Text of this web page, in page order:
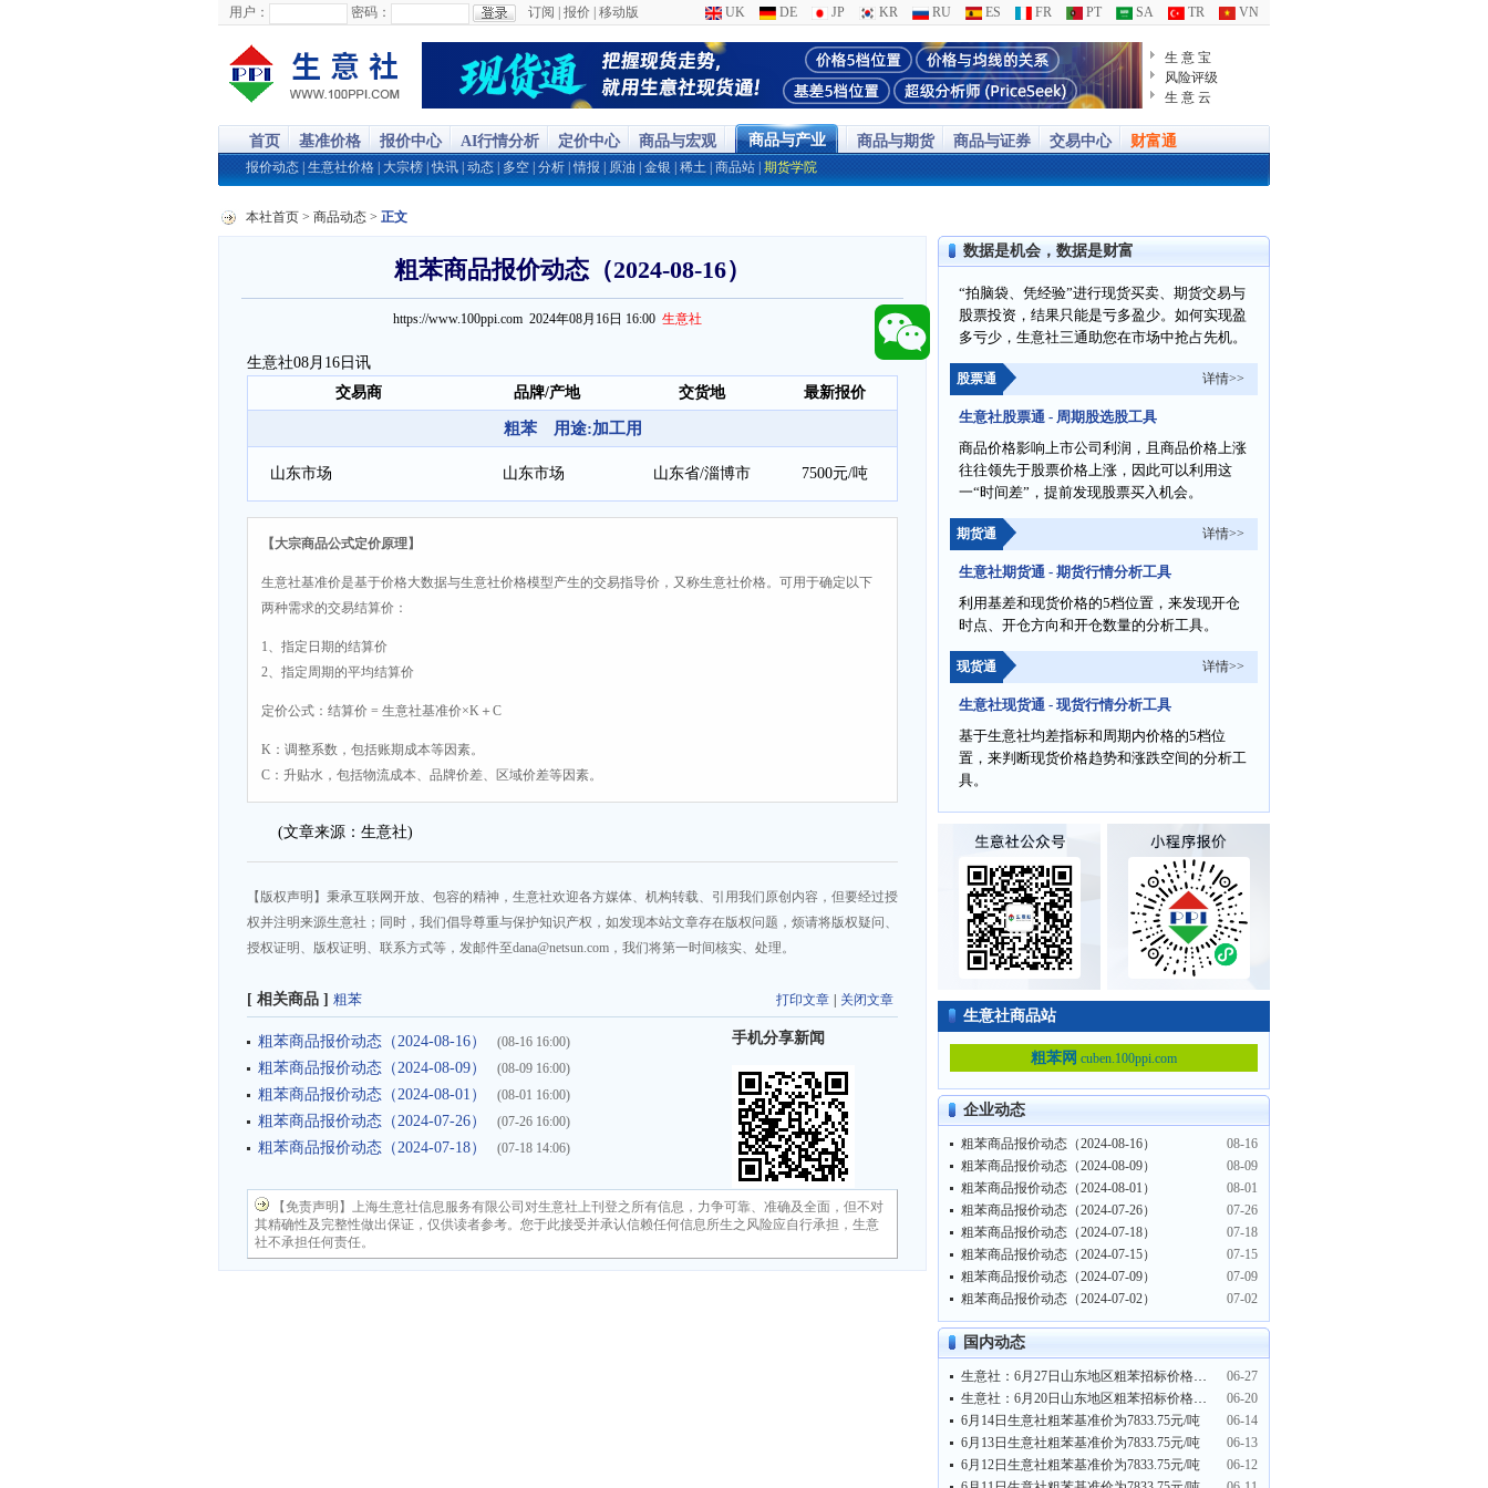
用户： 密码： 订阅 报价 移动版 UK DE JP KR RU ES FR PT SA TR VN
生 意 宝
风险评级
生 意 云
首页 基准价格 报价中心 AI行情分析 定价中心 商品与宏观 商品与产业 商品与期货 商品与证券 交易中心 财富通
报价动态 生意社价格 大宗榜 |快讯 动态 多空 分析 |情报 原油 金银 稀土 商品站 期货学院
本社首页 > 商品动态 > 正文
粗苯商品报价动态（2024-08-16）
https://www.100ppi.com 2024年08月16日 16:00 生意社
生意社08月16日讯
交易商
品牌/产地 交货地 最新报价
粗苯 用途:加工用
山东市场 山东市场 山东省/淄博市 7500元/吨
【大宗商品公式定价原理】
生意社基准价是基于价格大数据与生意社价格模型产生的交易指导价，又称生意社价格。可用于确定以下
两种需求的交易结算价：
1、指定日期的结算价
2、指定周期的平均结算价
定价公式：结算价 = 生意社基准价×K＋C
K：调整系数，包括账期成本等因素。
C：升贴水，包括物流成本、品牌价差、区域价差等因素。
(文章来源：生意社)
【版权声明】秉承互联网开放、包容的精神，生意社欢迎各方媒体、机构转载、引用我们原创内容，但要经过授
权并注明来源生意社；同时，我们倡导尊重与保护知识产权，如发现本站文章存在版权问题，烦请将版权疑问、
授权证明、版权证明、联系方式等，发邮件至dana@netsun.com，我们将第一时间核实、处理。
打印文章 关闭文章
[ 相关商品 ] 粗苯
粗苯商品报价动态（2024-08-16） (08-16 16:00)
粗苯商品报价动态（2024-08-09） (08-09 16:00)
粗苯商品报价动态（2024-08-01） (08-01 16:00)
粗苯商品报价动态（2024-07-26） (07-26 16:00)
粗苯商品报价动态（2024-07-18） (07-18 14:06)
手机分享新闻
【免责声明】上海生意社信息服务有限公司对生意社上刊登之所有信息，力争可靠、准确及全面，但不对
其精确性及完整性做出保证，仅供读者参考。您于此接受并承认信赖任何信息所生之风险应自行承担，生意
社不承担任何责任。
数据是机会，数据是财富
“拍脑袋、凭经验”进行现货买卖、期货交易与
股票投资，结果只能是亏多盈少。如何实现盈
多亏少，生意社三通助您在市场中抢占先机。
股票通 详情>>
生意社股票通 - 周期股选股工具
商品价格影响上市公司利润，且商品价格上涨
往往领先于股票价格上涨，因此可以利用这
一“时间差”，提前发现股票买入机会。
期货通 详情>>
生意社期货通 - 期货行情分析工具
利用基差和现货价格的5档位置，来发现开仓
时点、开仓方向和开仓数量的分析工具。
现货通 详情>>
生意社现货通 - 现货行情分析工具
基于生意社均差指标和周期内价格的5档位
置，来判断现货价格趋势和涨跌空间的分析工
具。
生意社商品站
粗苯网 cuben.100ppi.com
企业动态
粗苯商品报价动态（2024-08-16）
08-16
粗苯商品报价动态（2024-08-09）
08-09
粗苯商品报价动态（2024-08-01）
08-01
粗苯商品报价动态（2024-07-26）
07-26
粗苯商品报价动态（2024-07-18）
07-18
粗苯商品报价动态（2024-07-15）
07-15
粗苯商品报价动态（2024-07-09）
07-09
粗苯商品报价动态（2024-07-02）
07-02
国内动态
生意社：6月27日山东地区粗苯招标价格下调
06-27
生意社：6月20日山东地区粗苯招标价格上调
06-20
6月14日生意社粗苯基准价为7833.75元/吨
06-14
6月13日生意社粗苯基准价为7833.75元/吨
06-13
6月12日生意社粗苯基准价为7833.75元/吨
06-12